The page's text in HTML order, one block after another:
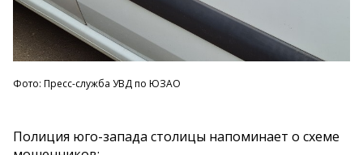
Фото: Пресс-служба УВД по ЮЗАО
Полиция юго-запада столицы напоминает о схеме